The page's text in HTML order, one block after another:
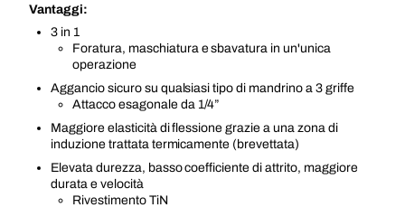
Vantaggi:
3 in 1
Foratura, maschiatura e sbavatura in un'unica
operazione
Aggancio sicuro su qualsiasi tipo di mandrino a 3 griffe
Attacco esagonale da 1/4”
Maggiore elasticità di flessione grazie a una zona di
induzione trattata termicamente (brevettata)
Elevata durezza, basso coefficiente di attrito, maggiore
durata e velocità
Rivestimento TiN